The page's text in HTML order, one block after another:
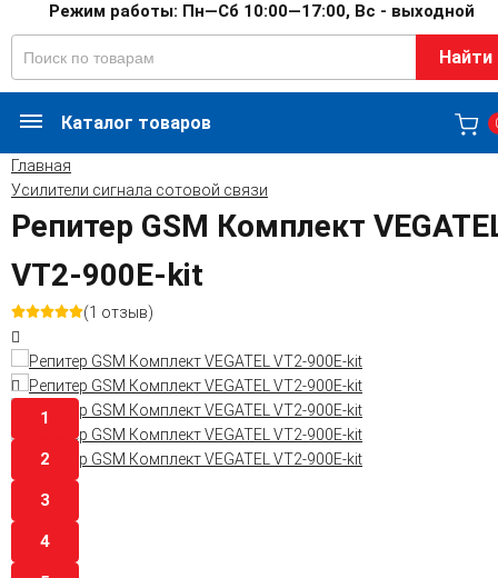
Режим работы: Пн—Сб 10:00—17:00, Вс - выходной
Найти
Каталог товаров
Главная
Усилители сигнала сотовой связи
Репитер GSM Комплект
VT2-900E-kit
(1 отзыв)
1
2
3
4